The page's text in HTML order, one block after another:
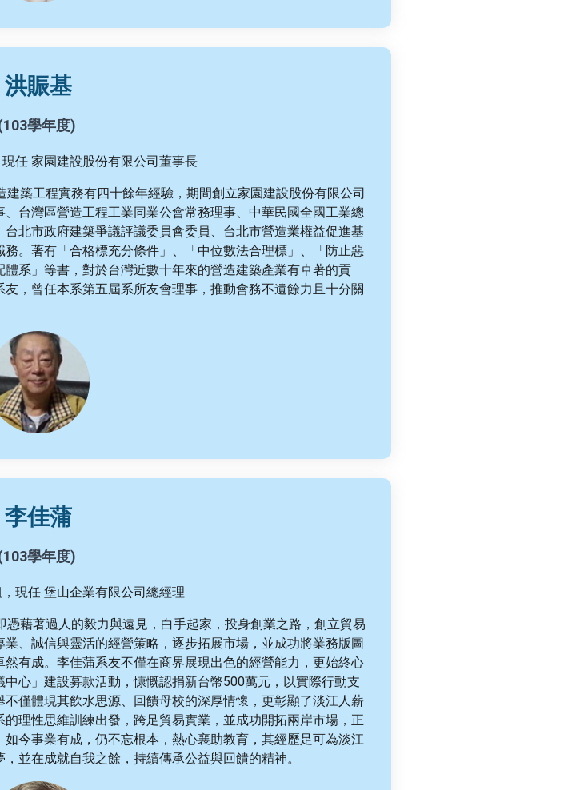
洪賑基
學年度)
任 家園建設股份有限公司董事長
築工程實務有四十餘年經驗，期間創立家園建設股份有限公司
台灣區營造工程工業同業公會常務理事、中華民國全國工業總
北市政府建築爭議評議委員會委員、台北市營造業權益促進基
。著有「合格標充分條件」、「中位數法合理標」、「防止惡
系」等書，對於台灣近數十年來的營造建築產業有卓著的貢
， 曾任本系第五屆系所友會理事，推動會務不遺餘力且十分關
李佳蒲
學年度)
現任 堡山企業有限公司總經理
藉著過人的毅力與遠見，白手起家，投身創業之路，創立貿易
、誠信與靈活的經營策略，逐步拓展市場，並成功將業務版圖
有成。李佳蒲系友不僅在商界展現出色的經營能力，更始終心
心」建設募款活動，慷慨認捐新台幣500萬元，以實際行動支
僅體現其飲水思源、回饋母校的深厚情懷，更彰顯了淡江人薪
理性思維訓練出發，跨足貿易實業，並成功開拓兩岸市場，正
今事業有成，仍不忘根本，熱心襄助教育，其經歷足可為淡江
並在成就自我之餘，持續傳承公益與回饋的精神。